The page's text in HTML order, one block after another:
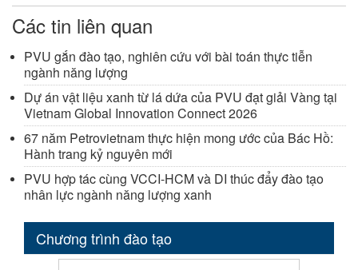
Các tin liên quan
PVU gắn đào tạo, nghiên cứu với bài toán thực tiễn
ngành năng lượng
Dự án vật liệu xanh từ lá dứa của PVU đạt giải Vàng tại
Vietnam Global Innovation Connect 2026
67 năm Petrovietnam thực hiện mong ước của Bác Hồ:
Hành trang kỷ nguyên mới
PVU hợp tác cùng VCCI-HCM và DI thúc đẩy đào tạo
nhân lực ngành năng lượng xanh
Chương trình đào tạo